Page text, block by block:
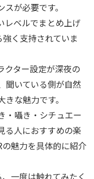
が必要です。
レベルでまとめ上げ
く支持されていま
クター設定が深夜の
聞いている側が自然
な魅力です。
・囁き・シチュエー
る人におすすめの楽
魅力を具体的に紹介
一度は触れてみたく